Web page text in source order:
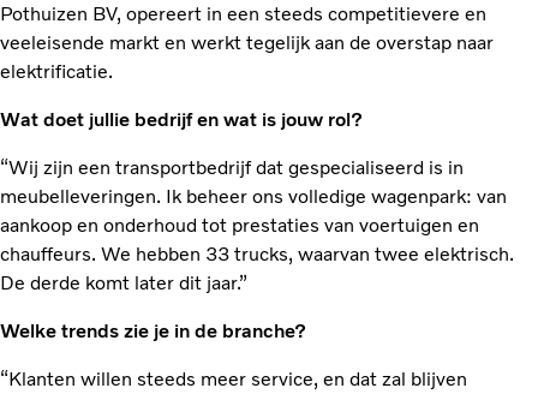
Pothuizen BV, opereert in een steeds competitievere en
veeleisende markt en werkt tegelijk aan de overstap naar
elektrificatie.
Wat doet jullie bedrijf en wat is jouw rol?
“Wij zijn een transportbedrijf dat gespecialiseerd is in
meubelleveringen. Ik beheer ons volledige wagenpark: van
aankoop en onderhoud tot prestaties van voertuigen en
chauffeurs. We hebben 33 trucks, waarvan twee elektrisch.
De derde komt later dit jaar.”
Welke trends zie je in de branche?
“Klanten willen steeds meer service, en dat zal blijven